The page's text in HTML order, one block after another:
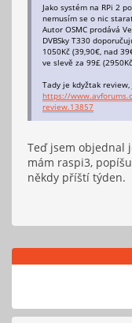
Jako systém na RPi 2
nemusím se o nic
Autor OSMC prodává
DVBSky T330
1050Kč (39,90€, nad
ve slevě za 99£
Tady je kdyžtak review,
https://
review.13857
Teď jsem objednal
mám raspi3,
někdy příští týden.